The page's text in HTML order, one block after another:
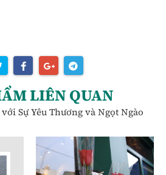
LIÊN QUAN
Sự Yêu Thương và Ngọt Ngào